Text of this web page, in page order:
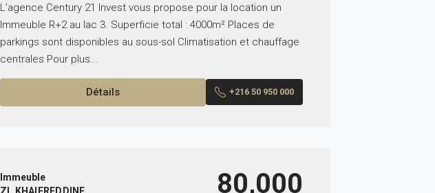
L’agence Century 21 Invest vous propose pour la location un
Immeuble R+2 au lac 3. Superficie total : 4000m² Places de
parkings sont disponibles au sous-sol Climatisation et chauffage
centrales Pour plus...
Détails +216 50 950 000
Immeuble
ZI. KHAIEREDDINE
80,000